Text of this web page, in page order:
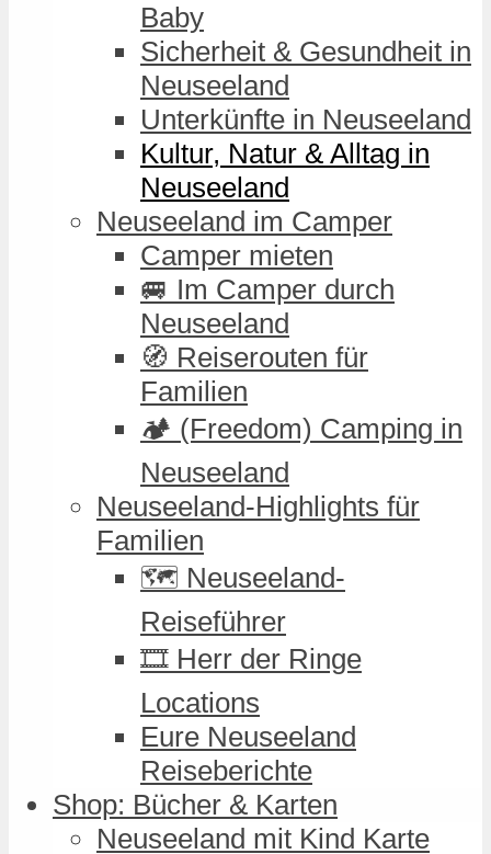
Baby
Sicherheit & Gesundheit in
Neuseeland
Unterkünfte in Neuseeland
Kultur, Natur & Alltag in
Neuseeland
Neuseeland im Camper
Camper mieten
🚐 Im Camper durch
Neuseeland
🧭 Reiserouten für
Familien
🏕️ (Freedom) Camping in
Neuseeland
Neuseeland-Highlights für
Familien
🗺️ Neuseeland-
Reiseführer
🎞️ Herr der Ringe
Locations
Eure Neuseeland
Reiseberichte
Shop: Bücher & Karten
Neuseeland mit Kind Karte